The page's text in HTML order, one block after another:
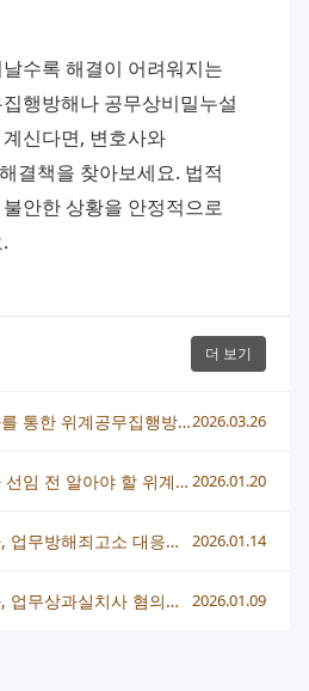
수록 해결이 어려워지는
행방해나 공무상비밀누설
결책을 찾아보세요. 법적
안한 상황을 안정적으로
더 보기
대전공무집행방해변호사를 통한 위계공무집행방해 사건 성공적 대응법2026.03.26
창원공무집행방해변호사 선임 전 알아야 할 위계에의한업무방해 핵심 대응법 2026.01.20
수원공무집행방해변호사, 업무방해죄고소 대응부터 처벌까지 한번에 2026.01.14
광주공무집행방해변호사, 업무상과실치사 혐의까지 겹쳤을 때 대응 전략 2026.01.09